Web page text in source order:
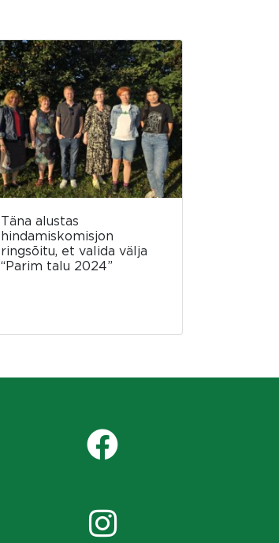
Täna alustas
hindamiskomisjon
ringsõitu, et valida välja
“Parim talu 2024”